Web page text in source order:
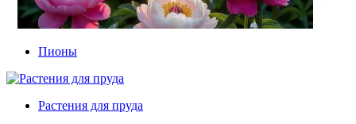
Пионы
Растения для пруда